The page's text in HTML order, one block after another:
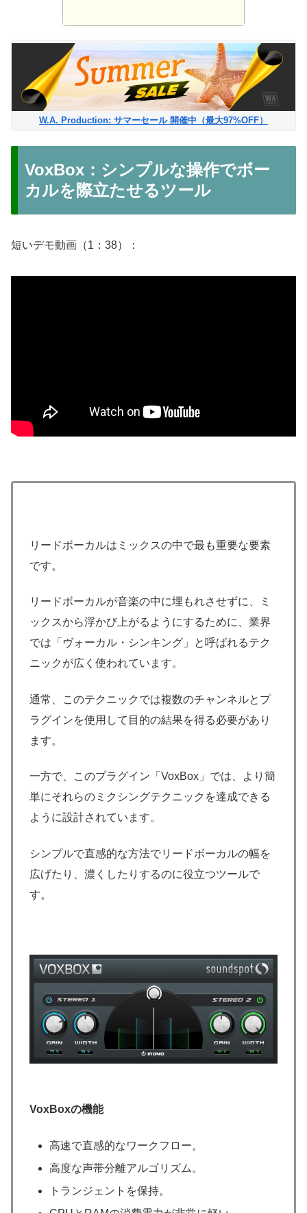
W.A. Production: サマーセール 開催中（最大97%OFF）
VoxBox：シンプルな操作でボー
カルを際立たせるツール
短いデモ動画（1：38）：
リードボーカルはミックスの中で最も重要な要素
です。
リードボーカルが音楽の中に埋もれさせずに、ミ
ックスから浮かび上がるようにするために、業界
では「ヴォーカル・シンキング」と呼ばれるテク
ニックが広く使われています。
通常、このテクニックでは複数のチャンネルとプ
ラグインを使用して目的の結果を得る必要があり
ます。
一方で、このプラグイン「VoxBox」では、より簡
単にそれらのミクシングテクニックを達成できる
ように設計されています。
シンプルで直感的な方法でリードボーカルの幅を
広げたり、濃くしたりするのに役立つツールで
す。
VoxBoxの機能
高速で直感的なワークフロー。
高度な声帯分離アルゴリズム。
トランジェントを保持。